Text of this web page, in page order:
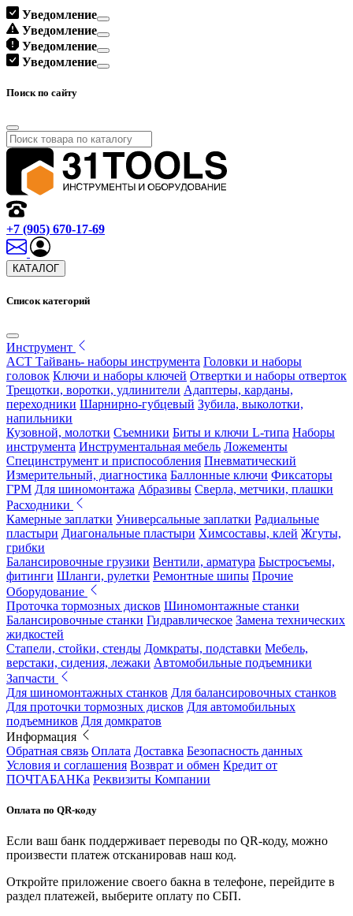
Уведомление
Уведомление
Уведомление
Уведомление
Поиск по сайту
+7 (905) 670-17-69
КАТАЛОГ
Список категорий
Инструмент
ACT Тайвань- наборы инструмента Головки и наборы
головок Ключи и наборы ключей Отвертки и наборы отверток
Трещотки, воротки, удлинители Адаптеры, карданы,
переходники Шарнирно-губцевый Зубила, выколотки,
напильники
Кузовной, молотки Съемники Биты и ключи L-типа Наборы
инструмента Инструментальная мебель Ложементы
Специнструмент и приспособления Пневматический
Измерительный, диагностика Баллонные ключи Фиксаторы
ГРМ Для шиномонтажа Абразивы Сверла, метчики, плашки
Расходники
Камерные заплатки Универсальные заплатки Радиальные
пластыри Диагональные пластыри Химсоставы, клей Жгуты,
грибки
Балансировочные грузики Вентили, арматура Быстросъемы,
фитинги Шланги, рулетки Ремонтные шипы Прочие
Оборудование
Проточка тормозных дисков Шиномонтажные станки
Балансировочные станки Гидравлическое Замена технических
жидкостей
Стапели, стойки, стенды Домкраты, подставки Мебель,
верстаки, сидения, лежаки Автомобильные подъемники
Запчасти
Для шиномонтажных станков Для балансировочных станков
Для проточки тормозных дисков Для автомобильных
подъемников Для домкратов
Информация
Обратная связь Оплата Доставка Безопасность данных
Условия и соглашения Возврат и обмен Кредит от
ПОЧТАБАНКа Реквизиты Компании
Оплата по QR-коду
Если ваш банк поддерживает переводы по QR-коду, можно
произвести платеж отсканировав наш код.
Откройте приложение своего бакна в телефоне, перейдите в
раздел платежей, выберите оплату по СБП.